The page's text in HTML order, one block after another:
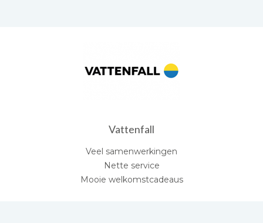
Vattenfall
Veel samenwerkingen
Nette service
Mooie welkomstcadeaus